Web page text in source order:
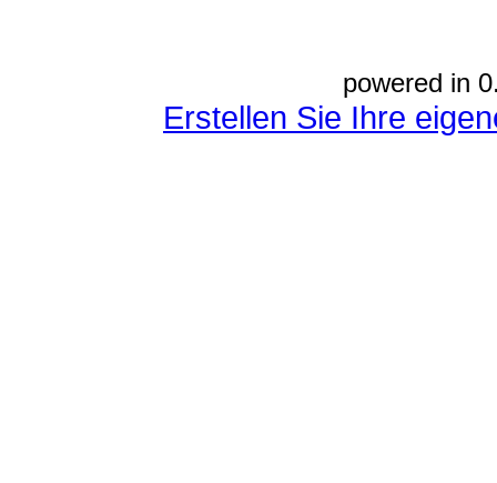
powered in
Erstellen Sie Ihre